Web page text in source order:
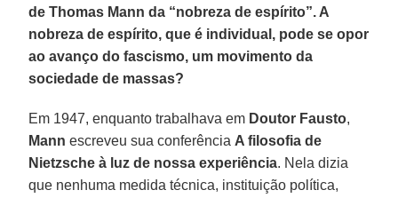
de Thomas Mann da “nobreza de espírito”. A
nobreza de espírito, que é individual, pode se opor
ao avanço do fascismo, um movimento da
sociedade de massas?
Em 1947, enquanto trabalhava em Doutor Fausto,
Mann escreveu sua conferência A filosofia de
Nietzsche à luz de nossa experiência. Nela dizia
que nenhuma medida técnica, instituição política,